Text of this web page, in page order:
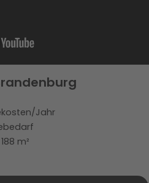
Jahr
m²